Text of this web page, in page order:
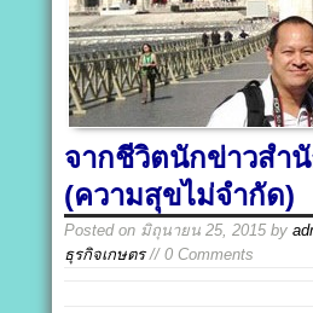
จากชีวิตนักข่าวสำนั
(ความสุขไม่จำกัด)
Posted on มิถุนายน 25, 2015 by
ธุรกิจเกษตร// 0 Comments